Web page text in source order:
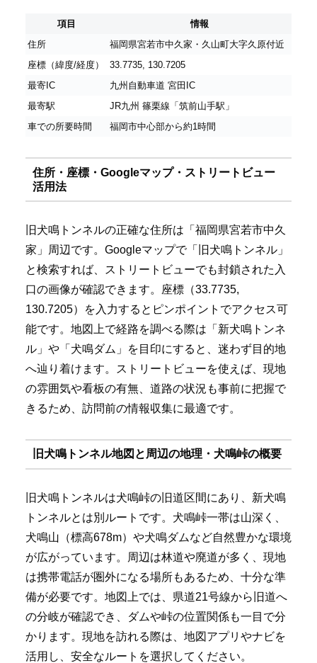
項目
情報
住所
福岡県宮若市中久家・久山町大字久原付近
座標（緯度/経度）
33.7735, 130.7205
最寄IC
九州自動車道 宮田IC
最寄駅
JR九州 篠栗線「筑前山手駅」
車での所要時間
福岡市中心部から約1時間
住所・座標・Googleマップ・ストリートビュー
活用法
旧犬鳴トンネルの正確な住所は「福岡県宮若市中久
家」周辺です。Googleマップで「旧犬鳴トンネル」
と検索すれば、ストリートビューでも封鎖された入
口の画像が確認できます。座標（33.7735,
130.7205）を入力するとピンポイントでアクセス可
能です。地図上で経路を調べる際は「新犬鳴トンネ
ル」や「犬鳴ダム」を目印にすると、迷わず目的地
へ辿り着けます。ストリートビューを使えば、現地
の雰囲気や看板の有無、道路の状況も事前に把握で
きるため、訪問前の情報収集に最適です。
旧犬鳴トンネル地図と周辺の地理・犬鳴峠の概要
旧犬鳴トンネルは犬鳴峠の旧道区間にあり、新犬鳴
トンネルとは別ルートです。犬鳴峠一帯は山深く、
犬鳴山（標高678m）や犬鳴ダムなど自然豊かな環境
が広がっています。周辺は林道や廃道が多く、現地
は携帯電話が圏外になる場所もあるため、十分な準
備が必要です。地図上では、県道21号線から旧道へ
の分岐が確認でき、ダムや峠の位置関係も一目で分
かります。現地を訪れる際は、地図アプリやナビを
活用し、安全なルートを選択してください。